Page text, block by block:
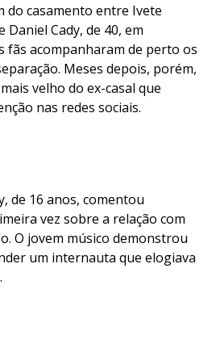
do casamento entre Ivete
Daniel Cady, de 40, em
fãs acompanharam de perto os
Meses depois, porém,
velho do ex-casal que
nas redes sociais.
de 16 anos, comentou
vez sobre a relação com
O jovem músico demonstrou
um internauta que elogiava